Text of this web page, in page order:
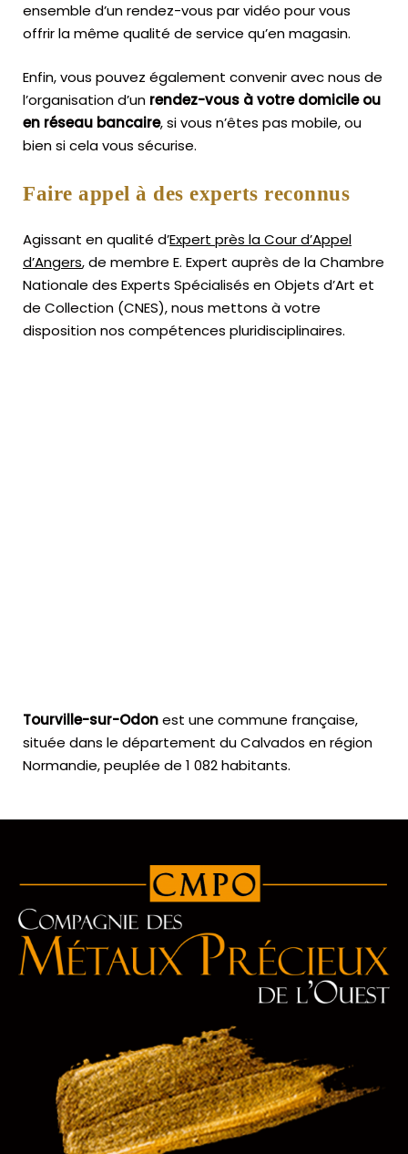
ensemble d’un rendez-vous par vidéo pour vous
offrir la même qualité de service qu’en magasin.
Enfin, vous pouvez également convenir avec nous de
l’organisation d’un rendez-vous à votre domicile ou
en réseau bancaire, si vous n’êtes pas mobile, ou
bien si cela vous sécurise.
Faire appel à des experts reconnus
Agissant en qualité d’Expert près la Cour d’Appel
d’Angers, de membre E. Expert auprès de laChambre
Nationale des Experts Spécialisés en Objets d’Art et
de Collection (CNES),nous mettons à votre
disposition nos compétences pluridisciplinaires.
Tourville-sur-Odonest une commune française,
située dans le département du Calvados en région
Normandie, peuplée de 1 082 habitants.